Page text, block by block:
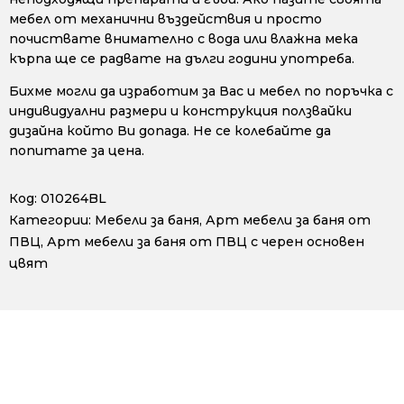
мебел от механични въздействия и просто
почиствате внимателно с вода или влажна мека
кърпа ще се радвате на дълги години употреба.
Бихме могли да изработим за Вас и мебел по поръчка с
индивидуални размери и конструкция ползвайки
дизайна който Ви допада. Не се колебайте да
попитате за цена.
Код: 010264BL
Категории: Мебели за баня, Арт мебели за баня от
ПВЦ, Арт мебели за баня от ПВЦ с черен основен
цвят